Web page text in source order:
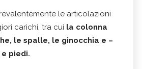
le articolazioni
carichi, tra cui la colonna
le spalle, le ginocchia e –
piedi.